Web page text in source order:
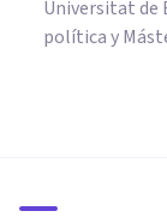
Universitat de
política y